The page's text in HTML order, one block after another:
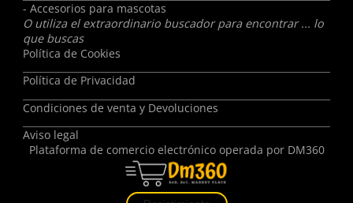
- Accesorios para mascotas
O utiliza el extraordinario buscador para encontrar ... lo
que buscas
Política de Cookies
Política de Privacidad
Condiciones de venta y Devoluciones
Aviso legal
Plataforma de comercio electrónico operada por DM360